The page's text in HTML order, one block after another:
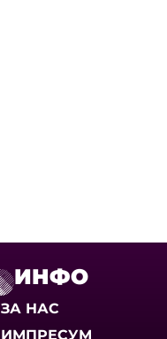
ИНФО
ЗА НАС
ИМПРЕСУМ